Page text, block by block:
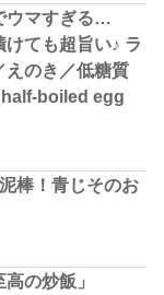
ウマすぎる…
けても超旨い♪ ラ
えのき／低糖質
half-boiled egg
棒！青じそのお
の炒飯」